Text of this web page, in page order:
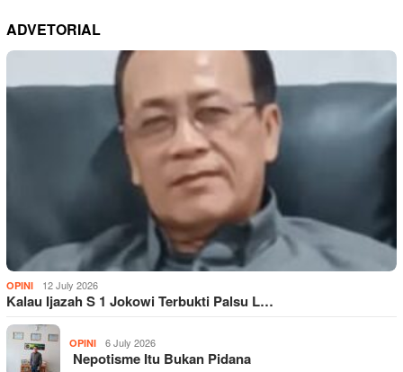
ADVETORIAL
OPINI 12 July 2026
Kalau Ijazah S 1 Jokowi Terbukti Palsu L…
OPINI 6 July 2026
Nepotisme Itu Bukan Pidana